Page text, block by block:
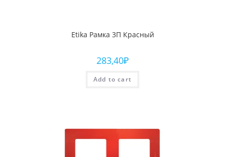
Etika Рамка 3П Красный
283,40₽
Add to cart